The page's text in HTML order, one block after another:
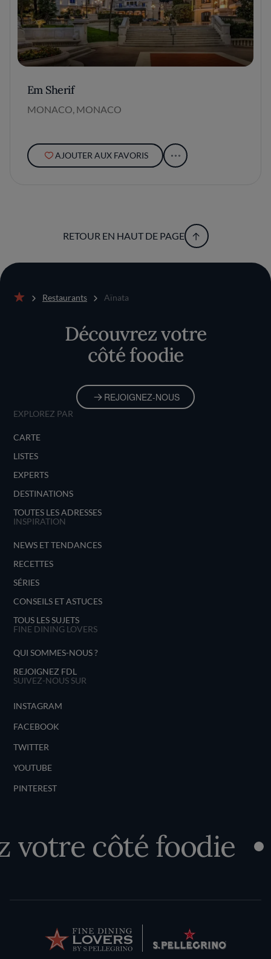
Em Sherif
MONACO, MONACO
AJOUTER AUX FAVORIS
RETOUR EN HAUT DE PAGE
Restaurants Aïnata
Découvrez votre
côté foodie
REJOIGNEZ-NOUS
EXPLOREZ PAR
CARTE
LISTES
EXPERTS
DESTINATIONS
TOUTES LES ADRESSES
INSPIRATION
NEWS ET TENDANCES
RECETTES
SÉRIES
CONSEILS ET ASTUCES
TOUS LES SUJETS
FINE DINING LOVERS
QUI SOMMES-NOUS ?
REJOIGNEZ FDL
SUIVEZ-NOUS SUR
INSTAGRAM
FACEBOOK
TWITTER
YOUTUBE
PINTEREST
côté foodie